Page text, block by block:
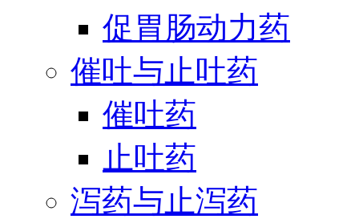
促胃肠动力药
催吐与止吐药
催吐药
止吐药
泻药与止泻药